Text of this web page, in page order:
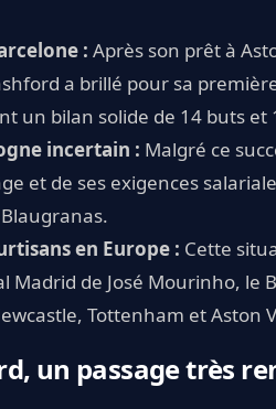
: Après son prêt à
a brillé pour sa
un bilan solide de 14 buts et
incertain : Malgré ce
et de ses exigences
en Europe : Cette
Madrid de José Mourinho, le
Tottenham et Aston
un passage très